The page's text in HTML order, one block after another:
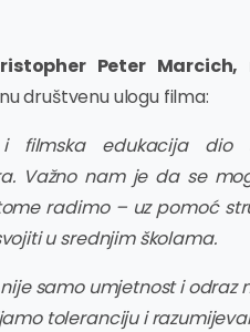
Peter
društvenu ulogu filma:
i filmska edukacija dio
Važno nam je da se
radimo – uz pomoć
u srednjim školama.
samo umjetnost i
toleranciju i